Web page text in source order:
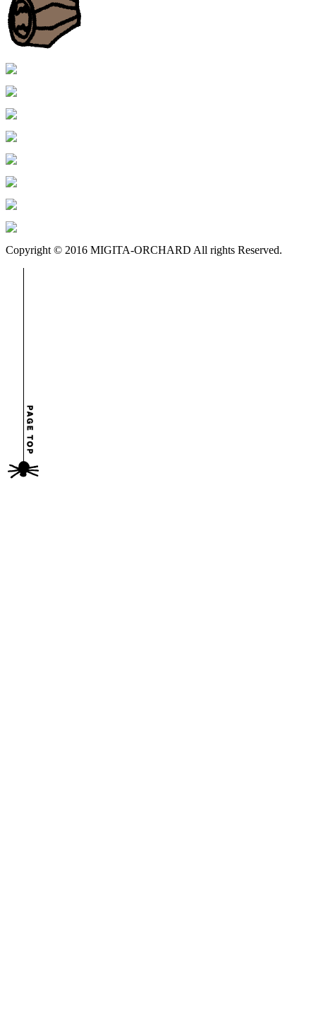
Copyright © 2016 MIGITA-ORCHARD All rights Reserved.